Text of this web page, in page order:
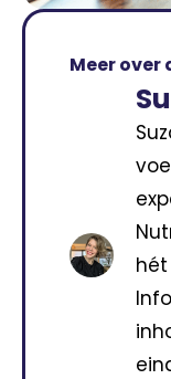
Meer over